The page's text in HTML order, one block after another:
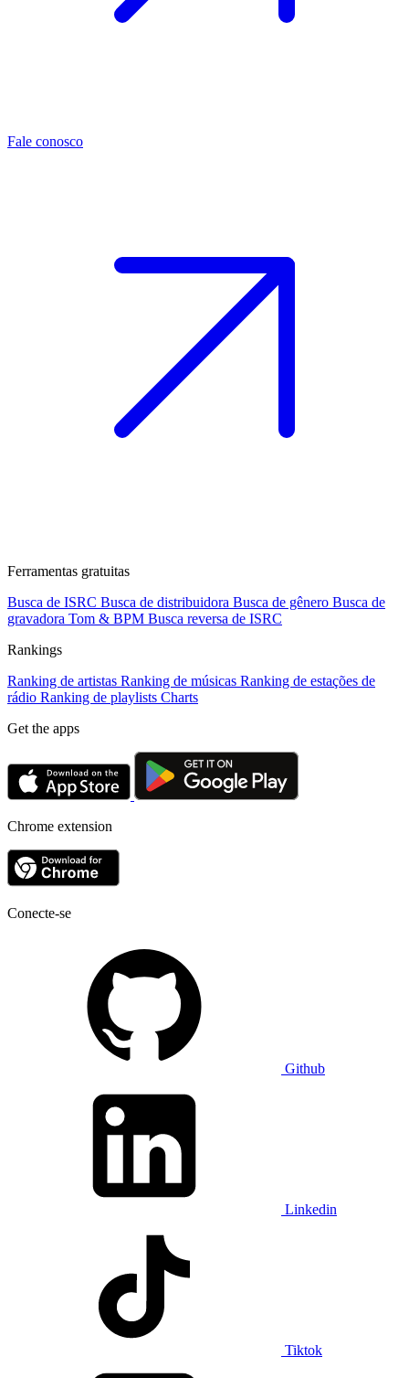
Fale conosco
Ferramentas gratuitas
Busca de ISRC Busca de distribuidora Busca de gênero Busca de
gravadora Tom & BPM Busca reversa de ISRC
Rankings
Ranking de artistas Ranking de músicas Ranking de estações de
rádio Ranking de playlists Charts
Get the apps
Chrome extension
Conecte-se
Github
Linkedin
Tiktok